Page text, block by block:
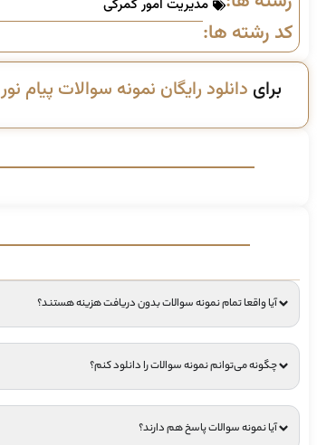
مدیریت امور گمرکی
کد رشته ها:
برای دانلود رایگان نمونه سوالات پیام نور
آیا واقعا تمام نمونه سوالات بدون دریافت هزینه هستند؟
چگونه می‌توانم نمونه سوالات را دانلود کنم؟
آیا نمونه سوالات پاسخ هم دارند؟